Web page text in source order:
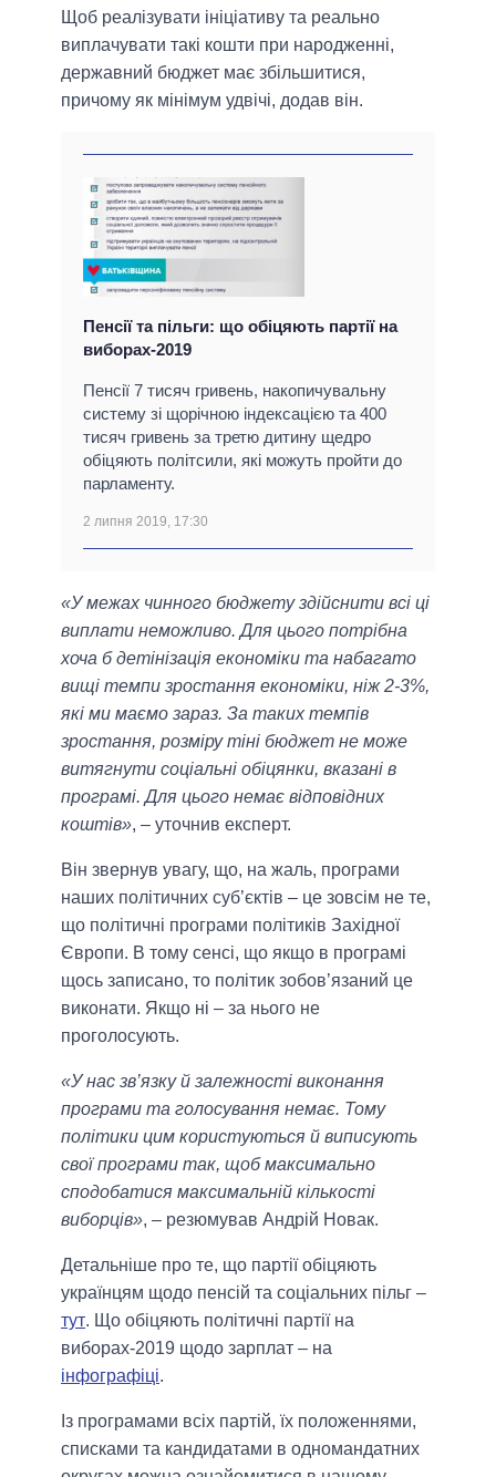
Щоб реалізувати ініціативу та реально
виплачувати такі кошти при народженні,
державний бюджет має збільшитися,
причому як мінімум удвічі, додав він.
Пенсії та пільги: що обіцяють партії на
виборах-2019
Пенсії 7 тисяч гривень, накопичувальну
систему зі щорічною індексацією та 400
тисяч гривень за третю дитину щедро
обіцяють політсили, які можуть пройти до
парламенту.
2 липня 2019, 17:30
«У межах чинного бюджету здійснити всі ці
виплати неможливо. Для цього потрібна
хоча б детінізація економіки та набагато
вищі темпи зростання економіки, ніж 2-3%,
які ми маємо зараз. За таких темпів
зростання, розміру тіні бюджет не може
витягнути соціальні обіцянки, вказані в
програмі. Для цього немає відповідних
коштів», – уточнив експерт.
Він звернув увагу, що, на жаль, програми
наших політичних суб’єктів – це зовсім не те,
що політичні програми політиків Західної
Європи. В тому сенсі, що якщо в програмі
щось записано, то політик зобов’язаний це
виконати. Якщо ні – за нього не
проголосують.
«У нас зв’язку й залежності виконання
програми та голосування немає. Тому
політики цим користуються й виписують
свої програми так, щоб максимально
сподобатися максимальній кількості
виборців», – резюмував Андрій Новак.
Детальніше про те, що партії обіцяють
українцям щодо пенсій та соціальних пільг –
тут. Що обіцяють політичні партії на
виборах-2019 щодо зарплат – на
інфографіці.
Із програмами всіх партій, їх положеннями,
списками та кандидатами в одномандатних